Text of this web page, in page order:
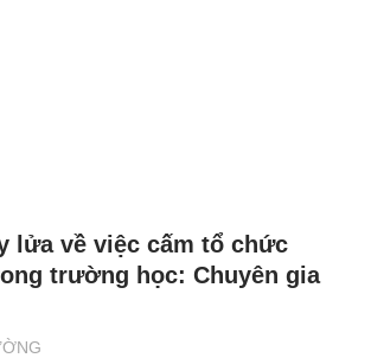
lửa về việc cấm tổ chức
trường học: Chuyên gia